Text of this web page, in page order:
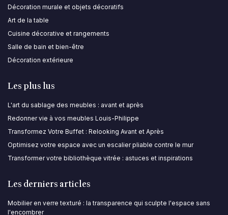
Décoration murale et objets décoratifs
Art de la table
Cuisine décorative et rangements
Salle de bain et bien-être
Décoration extérieure
Les plus lus
L'art du sablage des meubles : avant et après
Redonner vie à vos meubles Louis-Philippe
Transformez Votre Buffet : Relooking Avant et Après
Optimisez votre espace avec un escalier pliable contre le mur
Transformer votre bibliothèque vitrée : astuces et inspirations
Les derniers articles
Mobilier en verre texturé : la transparence qui sculpte l'espace sans
l'encombrer